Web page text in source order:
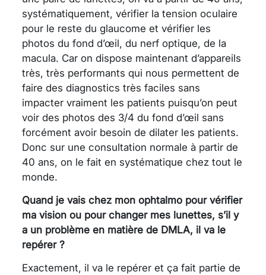
systématiquement, vérifier la tension oculaire
pour le reste du glaucome et vérifier les
photos du fond d’œil, du nerf optique, de la
macula. Car on dispose maintenant d’appareils
très, très performants qui nous permettent de
faire des diagnostics très faciles sans
impacter vraiment les patients puisqu’on peut
voir des photos des 3/4 du fond d’œil sans
forcément avoir besoin de dilater les patients.
Donc sur une consultation normale à partir de
40 ans, on le fait en systématique chez tout le
monde.
Quand je vais chez mon ophtalmo pour vérifier
ma vision ou pour changer mes lunettes, s’il y
a un problème en matière de DMLA, il va le
repérer ?
Exactement, il va le repérer et ça fait partie de